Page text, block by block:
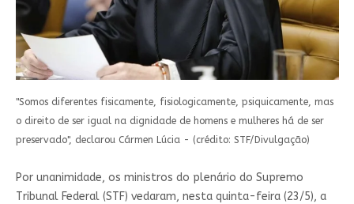
"Somos diferentes fisicamente, fisiologicamente, psiquicamente, mas
o direito de ser igual na dignidade de homens e mulheres há de ser
preservado", declarou Cármen Lúcia - (crédito: STF/Divulgação)
Por unanimidade, os ministros do plenário do Supremo
Tribunal Federal (STF) vedaram, nesta quinta-feira (23/5), a